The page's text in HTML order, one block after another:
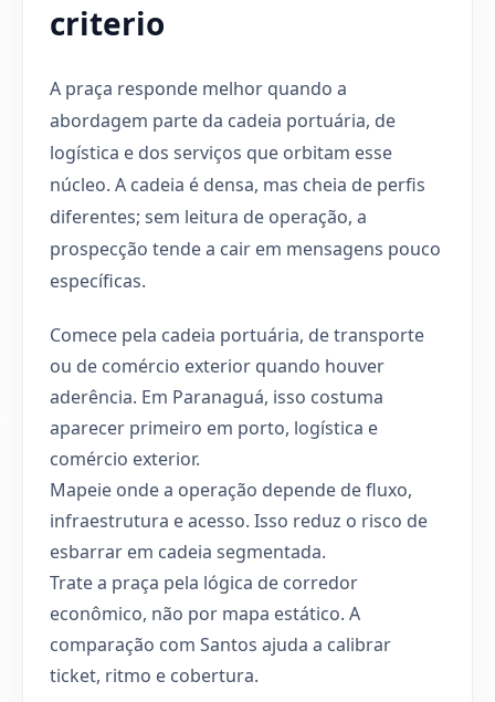
criterio
A praça responde melhor quando a
abordagem parte da cadeia portuária, de
logística e dos serviços que orbitam esse
núcleo. A cadeia é densa, mas cheia de perfis
diferentes; sem leitura de operação, a
prospecção tende a cair em mensagens pouco
específicas.
Comece pela cadeia portuária, de transporte
ou de comércio exterior quando houver
aderência. Em Paranaguá, isso costuma
aparecer primeiro em porto, logística e
comércio exterior.
Mapeie onde a operação depende de fluxo,
infraestrutura e acesso. Isso reduz o risco de
esbarrar em cadeia segmentada.
Trate a praça pela lógica de corredor
econômico, não por mapa estático. A
comparação com Santos ajuda a calibrar
ticket, ritmo e cobertura.